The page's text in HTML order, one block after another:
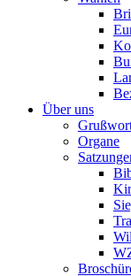
Über uns
Organe